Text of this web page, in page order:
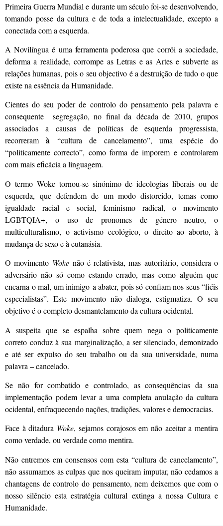
Primeira Guerra Mundial e durante um século foi-se desenvolvendo,
tomando posse da cultura e de toda a intelectualidade, excepto a
conectada com a esquerda.
A Novilíngua é uma ferramenta poderosa que corrói a sociedade,
deforma a realidade, corrompe as Letras e as Artes e subverte as
relações humanas, pois o seu objectivo é a destruição de tudo o que
existe na essência da Humanidade.
Cientes do seu poder de controlo do pensamento pela palavra e
consequente segregação, no final da década de 2010, grupos
associados a causas de políticas de esquerda progressista,
recorreramà “cultura de cancelamento”, uma espécie do
“politicamente correcto”, como forma de imporem e controlarem
com mais eficácia a linguagem.
O termo Woke tornou-se sinónimo de ideologias liberais ou de
esquerda, que defendem de um modo distorcido, temas como
igualdade racial e social, feminismo radical, o movimento
LGBTQIA+, o uso de pronomes de género neutro, o
multiculturalismo, o activismo ecológico, o direito ao aborto, à
mudança de sexo e à eutanásia.
O movimento Woke não é relativista, mas autoritário, considera o
adversário não só como estando errado, mas como alguém que
encarna o mal, um inimigo a abater, pois só confiam nos seus “fiéis
especialistas”. Este movimento não dialoga, estigmatiza. O seu
objetivo é o completo desmantelamento da cultura ocidental.
A suspeita que se espalha sobre quem nega o politicamente
correto conduz à sua marginalização, a ser silenciado, demonizado
e até ser expulso do seu trabalho ou da sua universidade, numa
palavra – cancelado.
Se não for combatido e controlado, as consequências da sua
implementação podem levar a uma completa anulação da cultura
ocidental, enfraquecendo nações, tradições, valores e democracias.
Face à ditadura Woke, sejamos corajosos em não aceitar a mentira
como verdade, ou verdade como mentira.
Não entremos em consensos com esta “cultura de cancelamento”,
não assumamos as culpas que nos queiram imputar, não cedamos a
chantagens de controlo do pensamento, nem deixemos que com o
nosso silêncio esta estratégia cultural extinga a nossa Cultura e
Humanidade.